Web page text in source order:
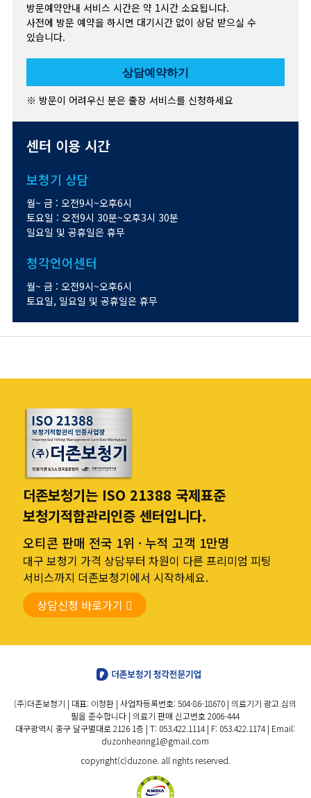
방문예약안내 서비스 시간은 약 1시간 소요됩니다.
사전에 방문 예약을 하시면 대기시간 없이 상담 받으실 수
있습니다.
상담예약하기
※ 방문이 어려우신 분은 출장 서비스를 신청하세요
센터 이용 시간
보청기 상담
월~ 금 : 오전9시~오후6시
토요일 : 오전9시 30분~오후3시 30분
일요일 및 공휴일은 휴무
청각언어센터
월~ 금 : 오전9시~오후6시
토요일, 일요일 및 공휴일은 휴무
더존보청기는 ISO 21388 국제표준
보청기적합관리인증 센터입니다.
오티콘 판매 전국 1위 · 누적 고객 1만명
대구 보청기 가격 상담부터 차원이 다른 프리미엄 피팅
서비스까지 더존보청기에서 시작하세요.
상담신청 바로가기
(주)더존보청기 | 대표: 이정환 | 사업자등록번호: 504-86-18670 | 의료기기 광고 심의
필을 준수합니다 | 의료기 판매 신고번호 2006-444
대구광역시 중구 달구벌대로 2126 1층 | T: 053.422.1114 | F: 053.422.1174 | Email:
duzonhearing1@gmail.com
copyright(c)duzone. all rights reserved.